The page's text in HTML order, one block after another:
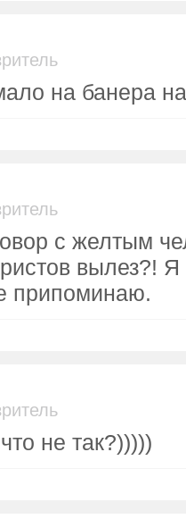
на банера
с желтым
вылез?! Я
припоминаю.
не так?)))))